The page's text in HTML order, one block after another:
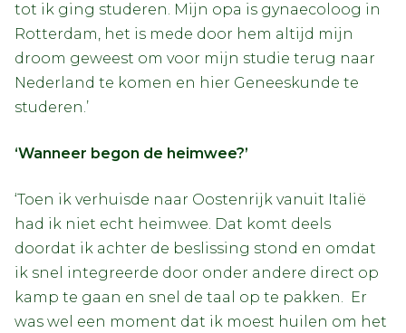
tot ik ging studeren. Mijn opa is gynaecoloog in
Rotterdam, het is mede door hem altijd mijn
droom geweest om voor mijn studie terug naar
Nederland te komen en hier Geneeskunde te
studeren.’
‘Wanneer begon de heimwee?’
‘Toen ik verhuisde naar Oostenrijk vanuit Italië
had ik niet echt heimwee. Dat komt deels
doordat ik achter de beslissing stond en omdat
ik snel integreerde door onder andere direct op
kamp te gaan en snel de taal op te pakken. Er
was wel een moment dat ik moest huilen om het